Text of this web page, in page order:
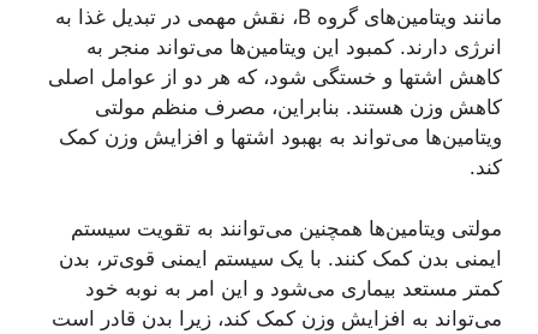
مانند ویتامین‌های گروه B، نقش مهمی در تبدیل غذا به
انرژی دارند. کمبود این ویتامین‌ها می‌تواند منجر به
کاهش اشتها و خستگی شود، که هر دو از عوامل اصلی
کاهش وزن هستند. بنابراین، مصرف منظم مولتی
ویتامین‌ها می‌تواند به بهبود اشتها و افزایش وزن کمک
کند.
مولتی ویتامین‌ها همچنین می‌توانند به تقویت سیستم
ایمنی بدن کمک کنند. با یک سیستم ایمنی قوی‌تر، بدن
کمتر مستعد بیماری می‌شود و این امر به نوبه خود
می‌تواند به افزایش وزن کمک کند، زیرا بدن قادر است